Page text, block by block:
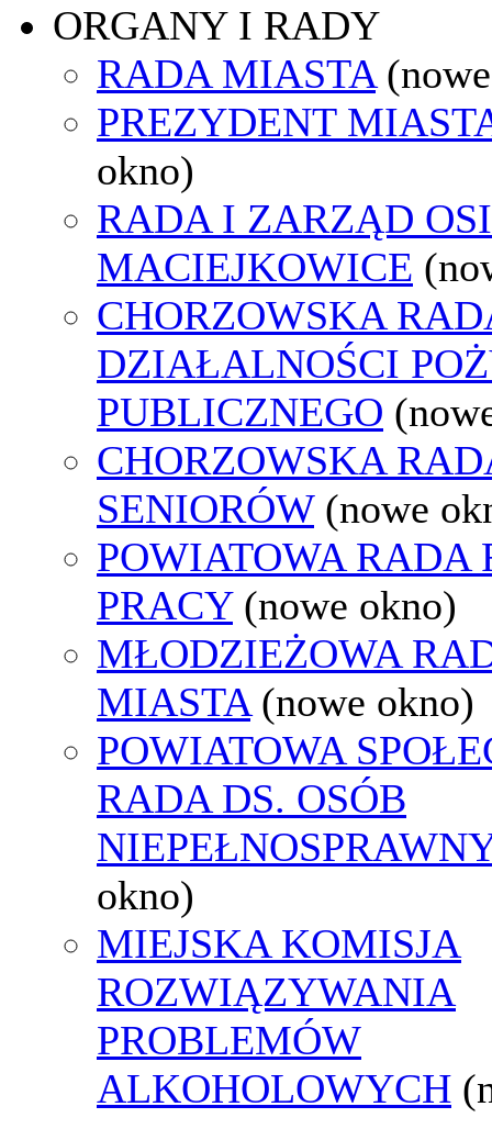
ORGANY I RADY
RADA MIASTA
PREZYDENT
okno)
RADA I ZARZĄD
MACIEJKOWICE
CHORZOWSKA
DZIAŁALNOŚCI
PUBLICZNEGO
CHORZOWSKA
SENIORÓW (nowe
POWIATOWA RADA
PRACY (nowe okno)
MŁODZIEŻOWA
MIASTA (nowe okno)
POWIATOWA
RADA DS. OSÓB
okno)
MIEJSKA KOMISJA
ROZWIĄZYWANIA
PROBLEMÓW
ALKOHOLOWYCH